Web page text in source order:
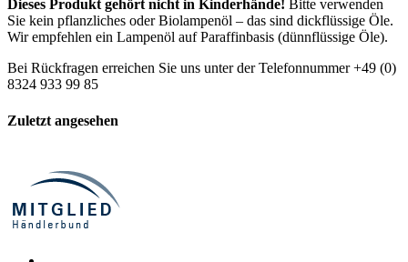
Dieses Produkt gehört nicht in Kinderhände! Bitte verwenden
Sie kein pflanzliches oder Biolampenöl – das sind dickflüssige Öle.
Wir empfehlen ein Lampenöl auf Paraffinbasis (dünnflüssige Öle).
Bei Rückfragen erreichen Sie uns unter der Telefonnummer +49 (0)
8324 933 99 85
Zuletzt angesehen